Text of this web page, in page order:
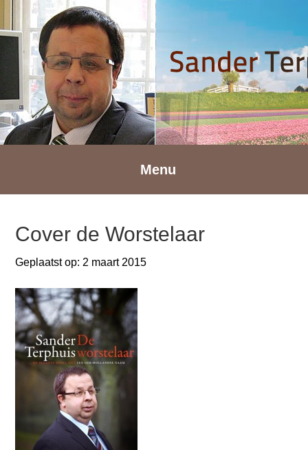
Spring
naar
hoofdnavigatie
naar
hoofd
inhoud
Spring
naar
voettekst
Menu
Cover de Worstelaar
Geplaatst op: 2 maart 2015